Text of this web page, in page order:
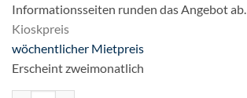
Informationsseiten runden das Angebot ab.
Kioskpreis
Ursprünglicher
Preis
war:
wöchentlicher Mietpreis
Aktueller
Preis
Erscheint zweimonatlich